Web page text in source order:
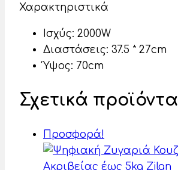
Χαρακτηριστικά
Ισχύς: 2000W
Διαστάσεις: 37.5 * 27cm
Ύψος: 70cm
Σχετικά προϊόντα
Προσφορά!